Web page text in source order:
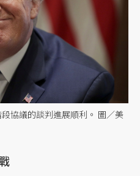
協議的談判進展順利。 圖／美